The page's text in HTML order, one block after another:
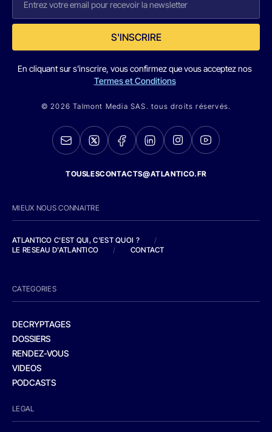
S'INSCRIRE
En cliquant sur s'inscrire, vous confirmez que vous acceptez nos
Termes et Conditions
© 2026 Talmont Media SAS. tous droits réservés.
TOUSLESCONTACTS@ATLANTICO.FR
MIEUX NOUS CONNAITRE
ATLANTICO C'EST QUI, C'EST QUOI ?
/
LE RESEAU D'ATLANTICO
/ CONTACT
CATEGORIES
DECRYPTAGES
DOSSIERS
RENDEZ-VOUS
VIDEOS
PODCASTS
LEGAL